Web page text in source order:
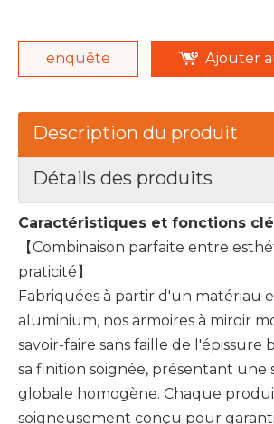
enquête Ajouter
Description du produit
Détails des produits
Caractéristiques et fonctions
【Combinaison parfaite entre
praticité】
Fabriquées à partir d'un matériau
aluminium, nos armoires à miroir
savoir-faire sans faille de l'épissure
sa finition soignée, présentant une
globale homogène. Chaque
soigneusement conçu pour